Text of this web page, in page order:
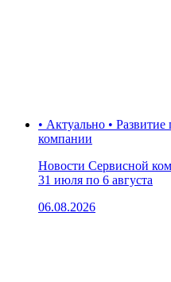
• Актуально •
компании
Новости Сервисной
31 июля по 6 августа
06.08.2026